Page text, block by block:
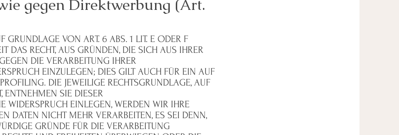
gegen Direktwerbung (Art.
GRUNDLAGE VON ART. 6 ABS. 1 LIT. E ODER F
DAS RECHT, AUS GRÜNDEN, DIE SICH AUS IHRER
DIE VERARBEITUNG IHRER
EINZULEGEN; DIES GILT AUCH FÜR EIN AUF
DIE JEWEILIGE RECHTSGRUNDLAGE, AUF
ENTNEHMEN SIE DIESER
WIDERSPRUCH EINLEGEN, WERDEN WIR IHRE
DATEN NICHT MEHR VERARBEITEN, ES SEI DENN,
GRÜNDE FÜR DIE VERARBEITUNG